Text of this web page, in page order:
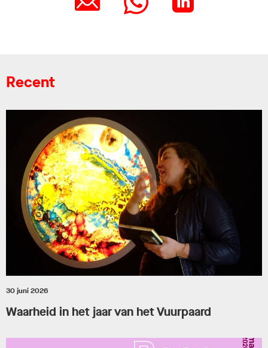
Recent
30 juni 2026
Waarheid in het jaar van het Vuurpaard